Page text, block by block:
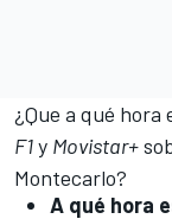
¿Que a qué hora
F1y Movistar+
Montecarlo?
A qué hora